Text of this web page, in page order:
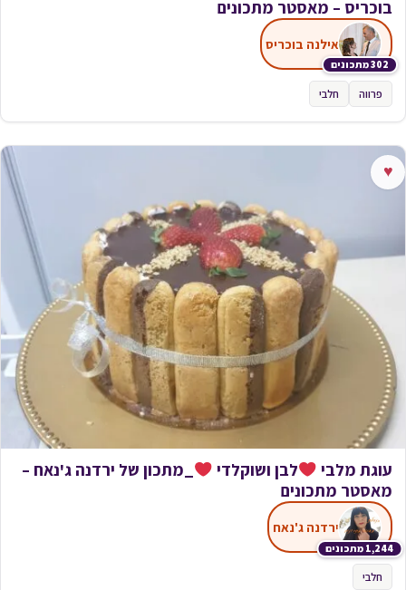
בוכריס – מאסטר מתכונים
302 מתכונים
אילנה בוכריס
פרווה חלבי
♥
עוגת מלבי לבן ושוקלדי
_מתכון של ירדנה ג'נאח –
מאסטר מתכונים
1,244 מתכונים
ירדנה ג'נאח
חלבי